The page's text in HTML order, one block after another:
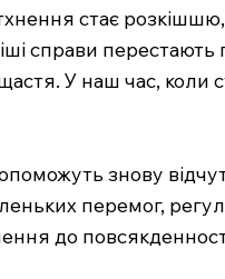
стає
справи
У наш час,
знову
перемог,
до